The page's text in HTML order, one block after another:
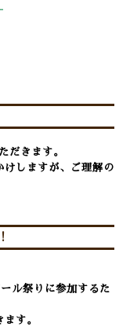
だきます。
けしますが、ご理解の
ル祭りに参加するた
す。